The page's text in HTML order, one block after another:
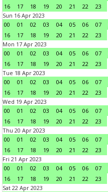
16
17 18 19 20 21 22
23
Sun 16 Apr 2023
00
01 02 03 04 05 06 07
16
17 18 19 20 21 22
23
Mon 17 Apr 2023
00
01 02 03 04 05 06 07
16
17 18 19 20 21 22
23
Tue 18 Apr 2023
00
01 02 03 04 05 06 07
16
17 18 19 20 21 22
23
Wed 19 Apr 2023
00
01 02 03 04 05 06 07
16
17 18 19 20 21 22
23
Thu 20 Apr 2023
00
01 02 03 04 05 06 07
16
17 18 19 20 21 22
23
Fri 21 Apr 2023
00
01 02 03 04 05 06 07
16
17 18 19 20 21 22
23
Sat 22 Apr 2023